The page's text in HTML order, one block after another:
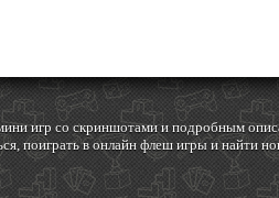
игр со скриншотами и подробным
поиграть в онлайн флеш игры и найти